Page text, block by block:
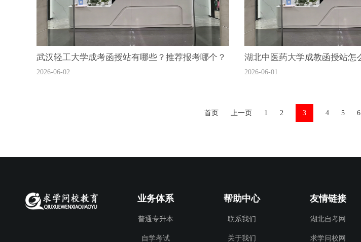
武汉轻工大学成考函授站有哪些？推荐报考哪个？
2026-06-02 2026-06-01
首页 上一页 1 2 3 4 5 6
业务体系
普通专升本
自学考试
帮助中心
联系我们
关于我们
友情链接
湖北自考网
求学问校网